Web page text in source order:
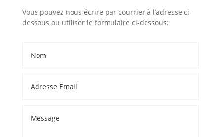
Vous pouvez nous écrire par courrier à l’adresse ci-
dessous ou utiliser le formulaire ci-dessous: